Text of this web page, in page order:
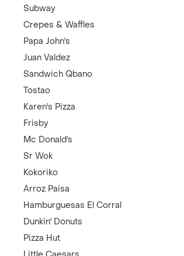
Subway
Crepes & Waffles
Papa John's
Juan Valdez
Sandwich Qbano
Tostao
Karen's Pizza
Frisby
Mc Donald's
Sr Wok
Kokoriko
Arroz Paisa
Hamburguesas El Corral
Dunkin' Donuts
Pizza Hut